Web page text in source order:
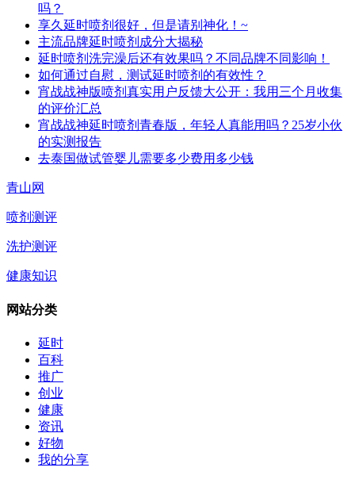
吗？
享久延时喷剂很好，但是请别神化！~
主流品牌延时喷剂成分大揭秘
延时喷剂洗完澡后还有效果吗？不同品牌不同影响！
如何通过自慰，测试延时喷剂的有效性？
宵战战神版喷剂真实用户反馈大公开：我用三个月收集
的评价汇总
宵战战神延时喷剂青春版，年轻人真能用吗？25岁小伙
的实测报告
去泰国做试管婴儿需要多少费用多少钱
青山网
喷剂测评
洗护测评
健康知识
网站分类
延时
百科
推广
创业
健康
资讯
好物
我的分享